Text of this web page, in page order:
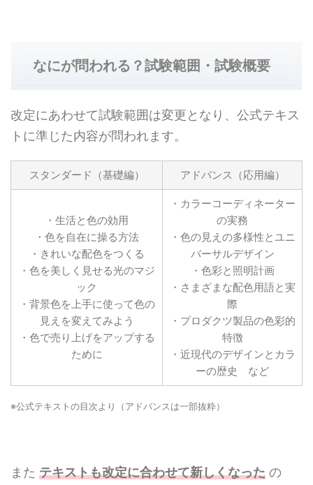
なにが問われる？試験範囲・試験概要
改定にあわせて試験範囲は変更となり、公式テキス
トに準じた内容が問われます。
スタンダード（基礎編） アドバンス（応用編）
・生活と色の効用
・色を自在に操る方法
・きれいな配色をつくる
・色を美しく見せる光のマジ
ック
・背景色を上手に使って色の
見えを変えてみよう
・色で売り上げをアップする
ために
・カラーコーディネーター
の実務
・色の見えの多様性とユニ
バーサルデザイン
・色彩と照明計画
・さまざまな配色用語と実
際
・プロダクツ製品の色彩的
特徴
・近現代のデザインとカラ
ーの歴史 など
※公式テキストの目次より（アドバンスは一部抜粋）
また テキストも改定に合わせて新しくなった の